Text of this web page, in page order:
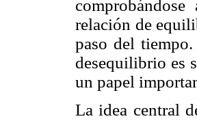
relación de
paso del
desequilibrio es
un papel
La idea central